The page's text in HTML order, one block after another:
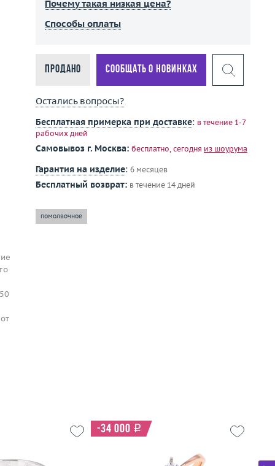
Почему такая низкая цена?
Способы оплаты
Продано Сообщать о новинках
Остались вопросы?
Бесплатная примерка при доставке: в течение 1-7
рабочих дней
Самовывоз г. Москва: бесплатно, сегодня из шоурума
Гарантия на изделие: 6 месяцев
Бесплатный возврат: в течение 14 дней
помолвочное
-34 000 i